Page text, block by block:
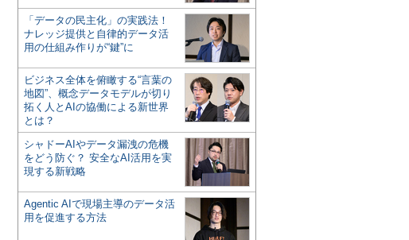
「データの民主化」の実践法！
ナレッジ提供と自律的データ活
用の仕組み作りが“鍵”に
ビジネス全体を俯瞰する“言葉の
地図”、概念データモデルが切り
拓く人とAIの協働による新世界
とは？
シャドーAIやデータ漏洩の危機
をどう防ぐ？ 安全なAI活用を実
現する新戦略
Agentic AIで現場主導のデータ活
用を促進する方法